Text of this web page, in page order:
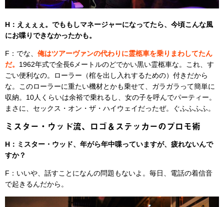
H：えぇぇぇ。でももしマネージャーになってたら、今頃こんな風
にお喋りできなかったかも。
F：でな、 俺はツアーヴァンの代わりに霊柩車を乗りまわしてたん
だ。 1962年式で全長6メートルのどでかい黒い霊柩車な。これ、す
ごい便利なの。ローラー（棺を出し入れするための）付きだから
な。このローラーに重たい機材とかも乗せて、ガラガラって簡単に
収納。10人くらいは余裕で乗れるし、女の子を呼んでパーティー。
まさに、セックス・オン・ザ・ハイウェイだったぜ。ぐふふふふ。
ミスター・ウッド流、ロゴ＆ステッカーのプロモ術
H：ミスター・ウッド、年がら年中喋っていますが、疲れないんで
すか？
F：いいや、話すことになんの問題もないよ。毎日、電話の着信音
で起きるんだから。